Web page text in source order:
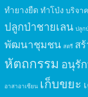
ทำยางยืด ทำโป่ง บริจาค
ปลูกป่าชายเลน ปลูก
พัฒนาชุมชน สตรี ส
หัตถกรรม อนุรั
อาสาอาเซียน เก็บขยะ